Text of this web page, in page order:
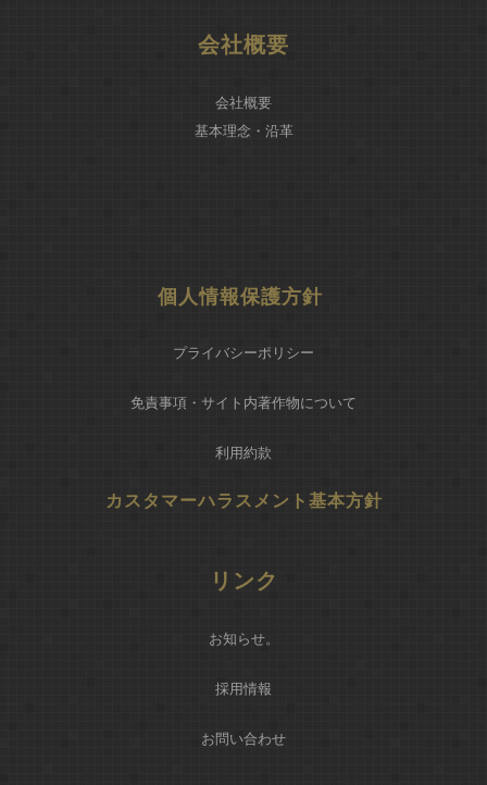
会社概要
会社概要
基本理念・沿革
個人情報保護方針
プライバシーポリシー
免責事項・サイト内著作物について
利用約款
カスタマーハラスメント基本方針
リンク
お知らせ。
採用情報
お問い合わせ